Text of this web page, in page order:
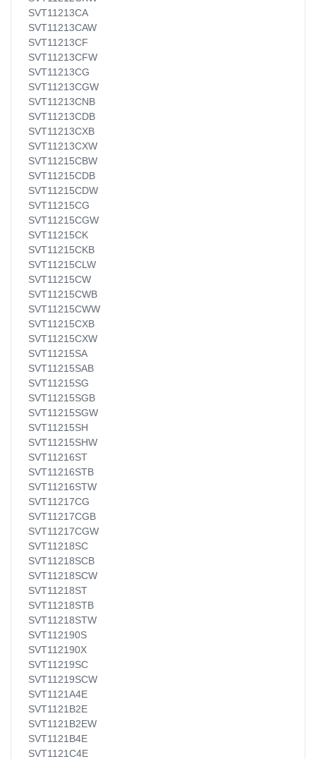
SVT11213CA
SVT11213CAW
SVT11213CF
SVT11213CFW
SVT11213CG
SVT11213CGW
SVT11213CNB
SVT11213CDB
SVT11213CXB
SVT11213CXW
SVT11215CBW
SVT11215CDB
SVT11215CDW
SVT11215CG
SVT11215CGW
SVT11215CK
SVT11215CKB
SVT11215CLW
SVT11215CW
SVT11215CWB
SVT11215CWW
SVT11215CXB
SVT11215CXW
SVT11215SA
SVT11215SAB
SVT11215SG
SVT11215SGB
SVT11215SGW
SVT11215SH
SVT11215SHW
SVT11216ST
SVT11216STB
SVT11216STW
SVT11217CG
SVT11217CGB
SVT11217CGW
SVT11218SC
SVT11218SCB
SVT11218SCW
SVT11218ST
SVT11218STB
SVT11218STW
SVT112190S
SVT112190X
SVT11219SC
SVT11219SCW
SVT1121A4E
SVT1121B2E
SVT1121B2EW
SVT1121B4E
SVT1121C4E